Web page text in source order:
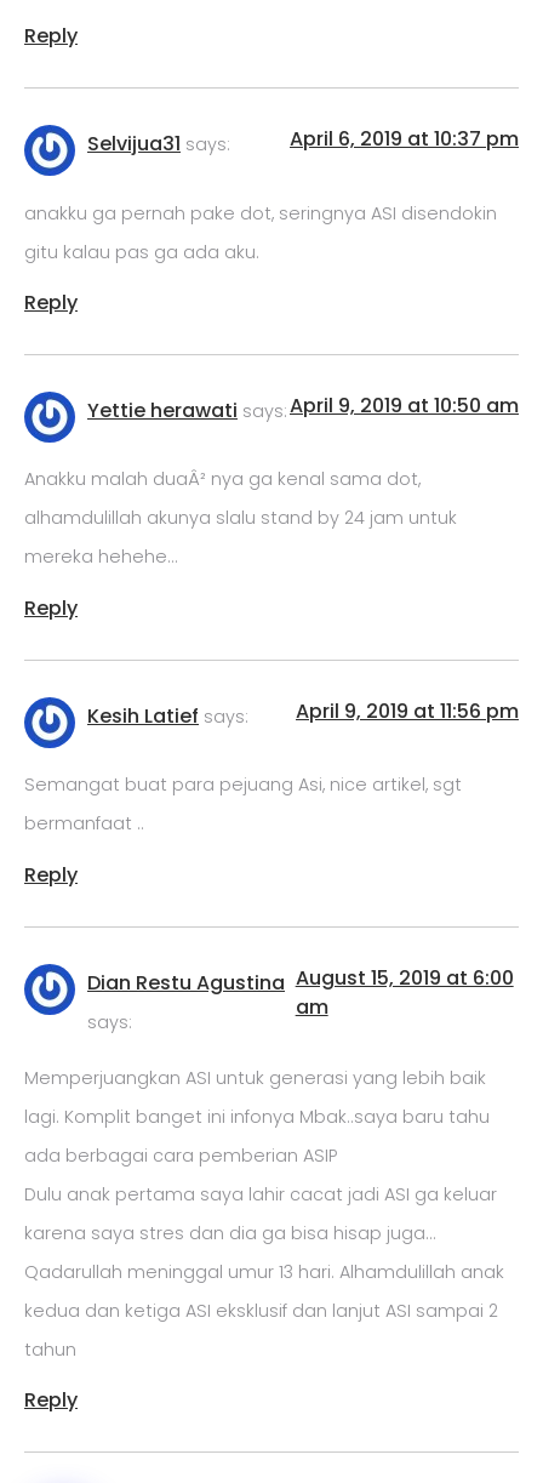
Reply
Selvijua31 says: April 6, 2019 at 10:37 pm
anakku ga pernah pake dot, seringnya ASI disendokin
gitu kalau pas ga ada aku.
Reply
Yettie herawati says:April 9, 2019 at 10:50 am
Anakku malah duaÂ² nya ga kenal sama dot,
alhamdulillah akunya slalu stand by 24 jam untuk
mereka hehehe…
Reply
Kesih Latief says: April 9, 2019 at 11:56 pm
Semangat buat para pejuang Asi, nice artikel, sgt
bermanfaat ..
Reply
Dian Restu Agustina
says:
August 15, 2019 at 6:00
am
Memperjuangkan ASI untuk generasi yang lebih baik
lagi. Komplit banget ini infonya Mbak..saya baru tahu
ada berbagai cara pemberian ASIP
Dulu anak pertama saya lahir cacat jadi ASI ga keluar
karena saya stres dan dia ga bisa hisap juga…
Qadarullah meninggal umur 13 hari. Alhamdulillah anak
kedua dan ketiga ASI eksklusif dan lanjut ASI sampai 2
tahun
Reply